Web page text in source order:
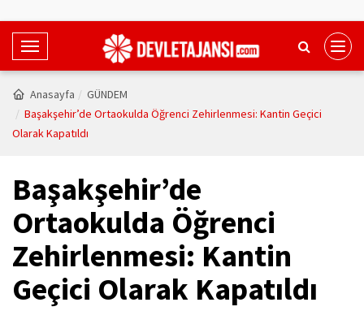
T
o
g
g
a
i
a
t
i
Anasayfa
GÜNDEM
Başakşehir’de Ortaokulda Öğrenci Zehirlenmesi: Kantin Geçici
Olarak Kapatıldı
Başakşehir’de
Ortaokulda Öğrenci
Zehirlenmesi: Kantin
Geçici Olarak Kapatıldı